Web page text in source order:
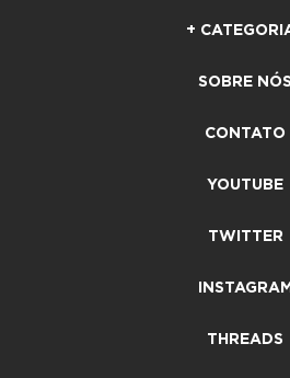
+
SOBRE NÓS
CONTATO
YOUTUBE
TWITTER
INSTAGRAM
THREADS